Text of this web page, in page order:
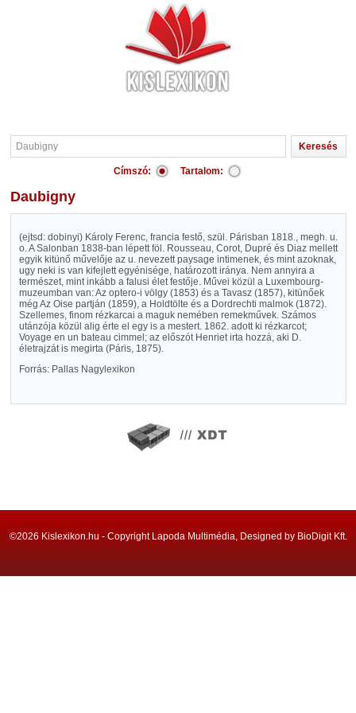
Címszó: Tartalom:
Daubigny
(ejtsd: dobinyi) Károly Ferenc, francia festő, szül. Párisban 1818., megh. u.
o. A Salonban 1838-ban lépett föl. Rousseau, Corot, Dupré és Diaz mellett
egyik kitünő művelője az u. nevezett paysage intimenek, és mint azoknak,
ugy neki is van kifejlett egyénisége, határozott iránya. Nem annyira a
természet, mint inkább a falusi élet festője. Művei közül a Luxembourg-
muzeumban van: Az optero-i völgy (1853) és a Tavasz (1857), kitünőek
még Az Oise partján (1859), a Holdtölte és a Dordrechti malmok (1872).
Szellemes, finom rézkarcai a maguk nemében remekművek. Számos
utánzója közül alig érte el egy is a mestert. 1862. adott ki rézkarcot;
Voyage en un bateau cimmel; az előszót Henriet irta hozzá, aki D.
életrajzát is megirta (Páris, 1875).
Forrás: Pallas Nagylexikon
©2026 Kislexikon.hu - Copyright Lapoda Multimédia, Designed by BioDigit Kft.